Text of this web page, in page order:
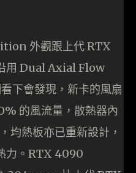
外觀跟上代 RTX
用 Dual Axial Flow
下會發現，新卡的風扇
的風流量，散熱器內
均熱板亦已重新設計，
力。RTX 4090